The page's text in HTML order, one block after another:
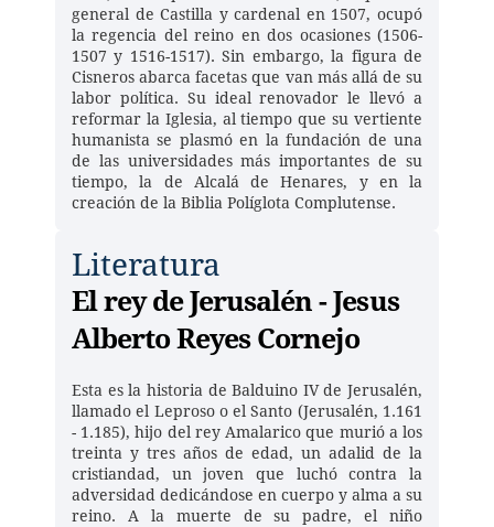
general de Castilla y cardenal en 1507, ocupó
la regencia del reino en dos ocasiones (1506-
1507 y 1516-1517). Sin embargo, la figura de
Cisneros abarca facetas que van más allá de su
labor política. Su ideal renovador le llevó a
reformar la Iglesia, al tiempo que su vertiente
humanista se plasmó en la fundación de una
de las universidades más importantes de su
tiempo, la de Alcalá de Henares, y en la
creación de la Biblia Políglota Complutense.
Literatura
El rey de Jerusalén - Jesus
Alberto Reyes Cornejo
Esta es la historia de Balduino IV de Jerusalén,
llamado el Leproso o el Santo (Jerusalén, 1.161
- 1.185), hijo del rey Amalarico que murió a los
treinta y tres años de edad, un adalid de la
cristiandad, un joven que luchó contra la
adversidad dedicándose en cuerpo y alma a su
reino. A la muerte de su padre, el niño